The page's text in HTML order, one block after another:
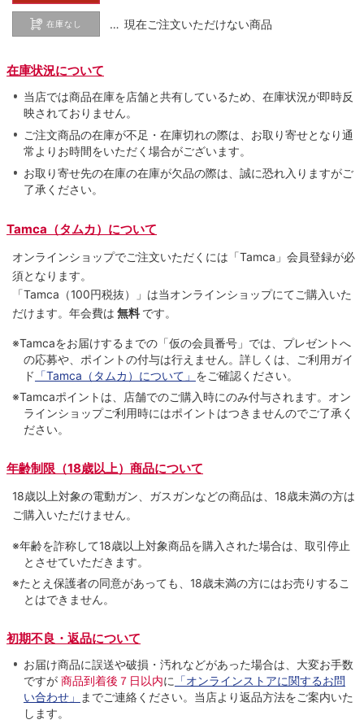
在庫なし … 現在ご注文いただけない商品
在庫状況について
当店では商品在庫を店舗と共有しているため、在庫状況が即時反
映されておりません。
ご注文商品の在庫が不足・在庫切れの際は、お取り寄せとなり通
常よりお時間をいただく場合がございます。
お取り寄せ先の在庫の在庫が欠品の際は、誠に恐れ入りますがご
了承ください。
Tamca（タムカ）について
オンラインショップでご注⽂いただくには「Tamca」会員登録が必
須となります。
「Tamca （100円税抜）
」は当オンラインショップにてご購⼊いた
だけます。 年会費は 無料 です。
※Tamcaをお届けするまでの「仮の会員番号」では、プレゼントへ
の応募や、ポイントの付与は⾏えません。詳しくは、ご利⽤ガイ
ド 「Tamca（タムカ）について」 をご確認ください。
※Tamcaポイントは、店舗でのご購⼊時にのみ付与されます。オン
ラインショップご利用時にはポイントはつきませんのでご了承く
ださい。
年齢制限（18歳以上）商品について
18歳以上対象の電動ガン、ガスガンなどの商品は、18歳未満の方は
ご購入いただけません。
※年齢を詐称して18歳以上対象商品を購入された場合は、取引停止
とさせていただきます。
※たとえ保護者の同意があっても、18歳未満の方にはお売りするこ
とはできません。
初期不良・返品について
お届け商品に誤送や破損・汚れなどがあった場合は、大変お手数
ですが 商品到着後７日以内に 「オンラインストアに関するお問
い合わせ」
までご連絡ください。当店より返品方法をご案内いた
します。